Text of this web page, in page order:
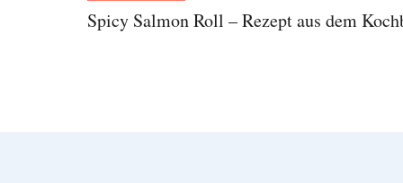
Spicy Salmon Roll – Rezept aus dem